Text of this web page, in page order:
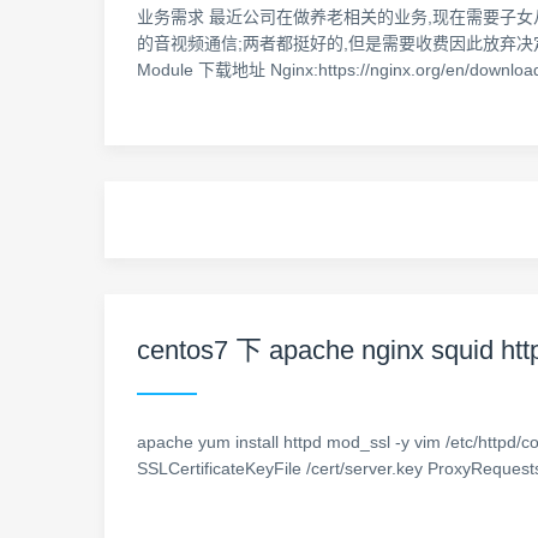
业务需求 最近公司在做养老相关的业务,现在需要子
的音视频通信;两者都挺好的,但是需要收费因此放弃
Module 下载地址 Nginx:https://nginx.org/en/
centos7 下 apache nginx squid
apache yum install httpd mod_ssl -y vim /etc/httpd/
SSLCertificateKeyFile /cert/server.key